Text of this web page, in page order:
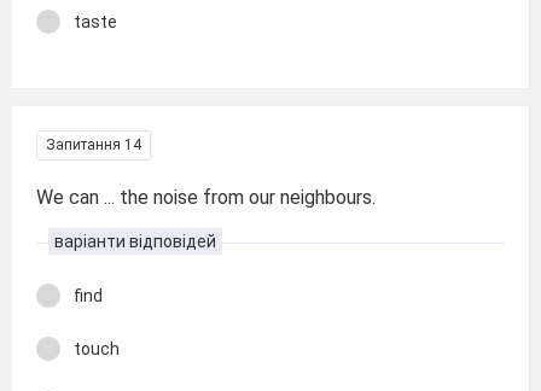
taste
Запитання 14
We can ... the noise from our neighbours.
варіанти відповідей
find
touch